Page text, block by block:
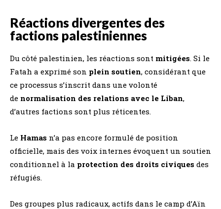
Réactions divergentes des
factions palestiniennes
Du côté palestinien, les réactions sont mitigées. Si le
Fatah a exprimé son plein soutien, considérant que
ce processus s’inscrit dans une volonté
de normalisation des relations avec le Liban,
d’autres factions sont plus réticentes.
Le Hamas n’a pas encore formulé de position
officielle, mais des voix internes évoquent un soutien
conditionnel à la protection des droits civiques des
réfugiés.
Des groupes plus radicaux, actifs dans le camp d’Aïn